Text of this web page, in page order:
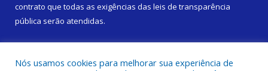
contrato que todas as exigências das leis de transparência
pública serão atendidas.
Nós usamos cookies para melhorar sua experiência de